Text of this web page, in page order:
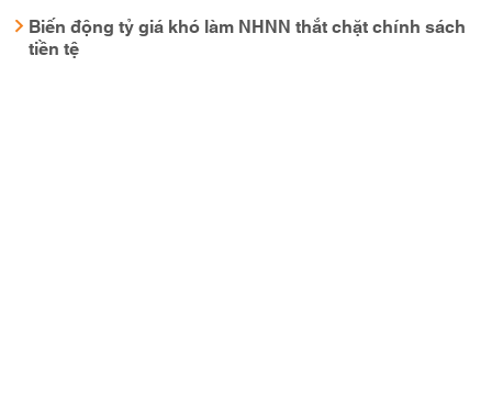
Biến động tỷ giá khó làm NHNN thắt chặt chính sách
tiền tệ